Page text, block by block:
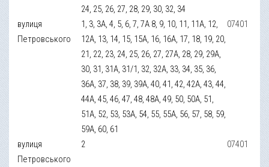
24, 25, 26, 27, 28, 29, 30, 32, 34
вулиця
Петровського
1, 3, 3А, 4, 5, 6, 7, 7А 8, 9, 10, 11, 11А, 12,
12А, 13, 14, 15, 15А, 16, 16А, 17, 18, 19, 20,
21, 22, 23, 24, 25, 26, 27, 27А, 28, 29, 29А,
30, 31, 31А, 31/1, 32, 32А, 33, 34, 35, 36,
36А, 37, 38, 39, 39А, 40, 41, 42, 42А, 43, 44,
44А, 45, 46, 47, 48, 48А, 49, 50, 50А, 51,
51А, 52, 53, 53А, 54, 55, 55А, 56, 57, 58, 59,
59А, 60, 61
07401
вулиця
Петровського
2 07401